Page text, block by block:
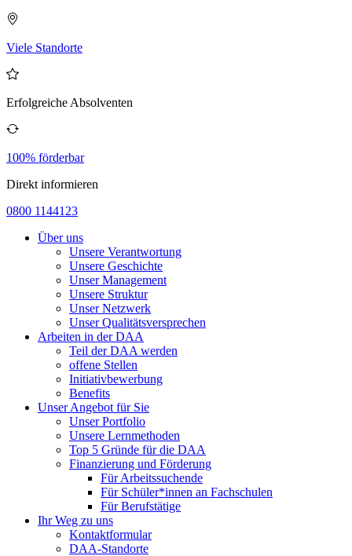
Viele Standorte
Erfolgreiche Absolventen
100% förderbar
Direkt informieren
0800 1144123
Über uns
Unsere Verantwortung
Unsere Geschichte
Unser Management
Unsere Struktur
Unser Netzwerk
Unser Qualitätsversprechen
Arbeiten in der DAA
Teil der DAA werden
offene Stellen
Initiativbewerbung
Benefits
Unser Angebot für Sie
Unser Portfolio
Unsere Lernmethoden
Top 5 Gründe für die DAA
Finanzierung und Förderung
Für Arbeitssuchende
Für Schüler*innen an Fachschulen
Für Berufstätige
Ihr Weg zu uns
Kontaktformular
DAA-Standorte